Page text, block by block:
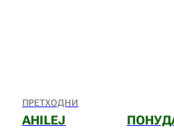
ПРЕТХОДНИ
AHILEJ